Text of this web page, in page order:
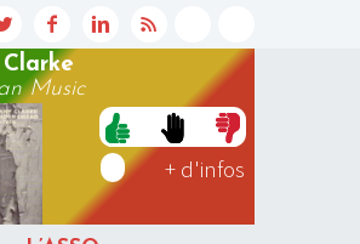
Clarke
Music
+ d'infos